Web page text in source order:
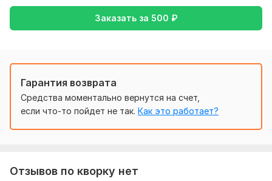
моей работы – перевод с английского на русский, либо же
с русского на английский, или на другие языки
с Английского на Русский
с Русского на Английский
Заказать за 500 ₽
Гарантия возврата
Средства моментально вернутся на счет,
если что-то пойдет не так. Как это работает?
Отзывов по кворку нет